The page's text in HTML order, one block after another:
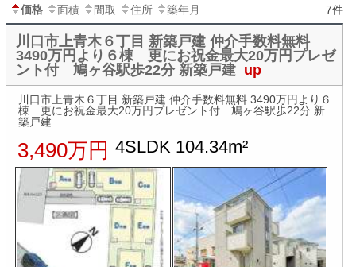
価格 面積 間取 住所 築年月 7件
川口市上青木６丁目 新築戸建 仲介手数料無料
3490万円より６棟 更にお祝金最大20万円プレゼ
ント付 鳩ヶ谷駅歩22分 新築戸建 up
川口市上青木６丁目 新築戸建 仲介手数料無料 3490万円より６
棟 更にお祝金最大20万円プレゼント付 鳩ヶ谷駅歩22分 新
築戸建
3,490万円 4SLDK 104.34m²